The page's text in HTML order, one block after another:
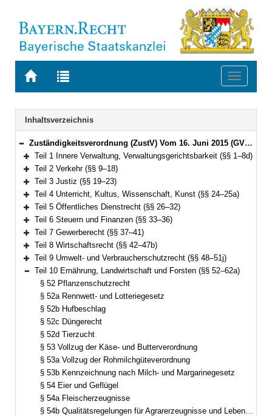
Zur
BAYERN.RECHT
Zur
letzten
Suche
Toggle
Navigation
Inhaltsverzeichnis
Bereich reduzieren
Zuständigkeitsverordnung (ZustV) Vom 16. Juni 2015 (GVBl. S. 184) BayRS 2015-1-1-V (§§ 1–100)
Bereich erweitern
Teil 1 Innere Verwaltung, Verwaltungsgerichtsbarkeit (§§ 1–8d)
Bereich erweitern
Teil 2 Verkehr (§§ 9–18)
Bereich erweitern
Teil 3 Justiz (§§ 19–23)
Bereich erweitern
Teil 4 Unterricht, Kultus, Wissenschaft, Kunst (§§ 24–25a)
Bereich erweitern
Teil 5 Öffentliches Dienstrecht (§§ 26–32)
Bereich erweitern
Teil 6 Steuern und Finanzen (§§ 33–36)
Bereich erweitern
Teil 7 Gewerberecht (§§ 37–41)
Bereich erweitern
Teil 8 Wirtschaftsrecht (§§ 42–47b)
Bereich erweitern
Teil 9 Umwelt- und Verbraucherschutzrecht (§§ 48–51j)
Bereich reduzieren
Teil 10 Ernährung, Landwirtschaft und Forsten (§§ 52–62a)
§ 52 Pflanzenschutzrecht
§ 52a Rennwett- und Lotteriegesetz
§ 52b Hufbeschlag
§ 52c Düngerecht
§ 52d Tierzucht
§ 53 Vollzug der Käse- und Butterverordnung
§ 53a Vollzug der Rohmilchgüteverordnung
§ 53b Kennzeichnung nach Milch- und Margarinegesetz
§ 54 Eier und Geflügel
§ 54a Fleischerzeugnisse
§ 54b Qualitätsregelungen für Agrarerzeugnisse und Lebensmittel sowie Spirituosen